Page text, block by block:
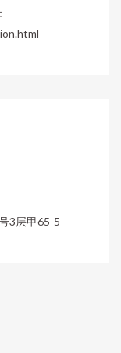
3层甲65-5